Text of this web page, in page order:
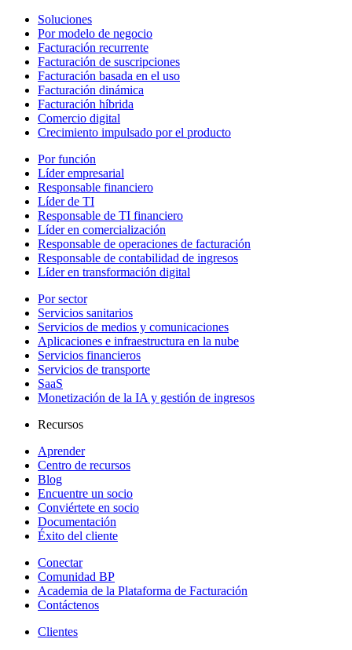
Soluciones
Por modelo de negocio
Facturación recurrente
Facturación de suscripciones
Facturación basada en el uso
Facturación dinámica
Facturación híbrida
Comercio digital
Crecimiento impulsado por el producto
Por función
Líder empresarial
Responsable financiero
Líder de TI
Responsable de TI financiero
Líder en comercialización
Responsable de operaciones de facturación
Responsable de contabilidad de ingresos
Líder en transformación digital
Por sector
Servicios sanitarios
Servicios de medios y comunicaciones
Aplicaciones e infraestructura en la nube
Servicios financieros
Servicios de transporte
SaaS
Monetización de la IA y gestión de ingresos
Recursos
Aprender
Centro de recursos
Blog
Encuentre un socio
Conviértete en socio
Documentación
Éxito del cliente
Conectar
Comunidad BP
Academia de la Plataforma de Facturación
Contáctenos
Clientes